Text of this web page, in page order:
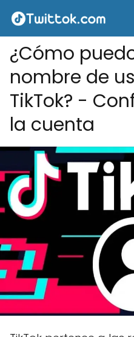
¿Cómo
nombre de
TikTok? -
la cuenta